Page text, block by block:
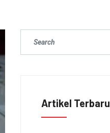
Artikel Terbaru